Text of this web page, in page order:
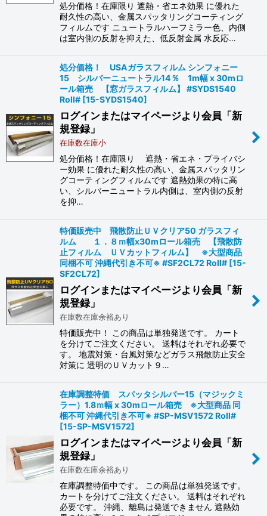
処分価格！在庫限り 遮熱・省エネ効果 に優れた
耐久性の高い、金属スパッタリングコーティング
フィルムです ニュートラルハーフミラー色、内側
は室内側の反射を抑えた、低反射金属 水反応…
処分価格！ USAガラスフィルム シンフォニー
15 シルバーニュートラル14％ 1m幅 x 30mロ
ール箱売 【窓ガラスフィルム】 #SYDS1540
Roll# [15-SYDS1540]
ログインまたはマイページより会員「新
規登録」
在庫数在庫小
処分価格！在庫限り 遮熱・省エネ・プライバシ
ー効果 に優れた耐久性の高い、金属スパッタリン
グコーティングフィルムです 遮熱効果の特に高
い、シルバーニュートラル内側は、室内側の反射
を抑…
特価販売中 飛散防止ＵＶクリア50 ガラスフィ
ルム １．８ｍ幅x30mロール箱売 【飛散防
止フィルム ＵＶカットフィルム】 ※大型商品
同梱不可 沖縄代引き不可※ #SF2CL72 Roll# [15-
SF2CL72]
ログインまたはマイページより会員「新
規登録」
在庫数在庫余裕あり
特価販売中！ この商品は単独発送です。 カート
を分けてご注文ください。 送料はそれぞれ必要で
す。 地震対策・台風対策などガラス飛散防止安全
対策に 透明のＵＶカット９…
在庫調整特価 スパッタシルバー15（マジックミ
ラー）1.8ｍ幅 x 30mロール箱売 ※大型商品 同
梱不可 沖縄代引き不可※ #SP-MSV1572 Roll#
[15-SP-MSV1572]
ログインまたはマイページより会員「新
規登録」
在庫数在庫余裕あり
在庫調整特価中です。 この商品は単独発送です。
カートを分けてご注文ください。 送料はそれぞれ
必要です。 沖縄、離島は発送できません 遮熱効